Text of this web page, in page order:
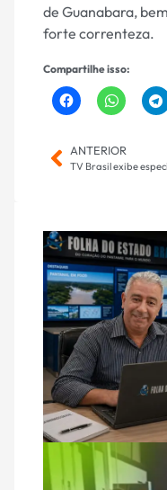
de Guanabara,
forte correnteza.
Compartilhe isso:
ANTERIOR